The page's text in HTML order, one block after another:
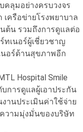
คลุมอย่างครบวงจร
เครือข่ายโรงพยาบาล
นต้น รวมถึงการดูแลต่อ
ทเนอร์ผู้เชี่ยวชาญ
นอร์ด้านสุขภาพอีก
Hospital Smile
การดูแลผู้เอาประกัน
านประเมินค่าใช้จ่าย
วามมุ่งมั่นของบริษัท